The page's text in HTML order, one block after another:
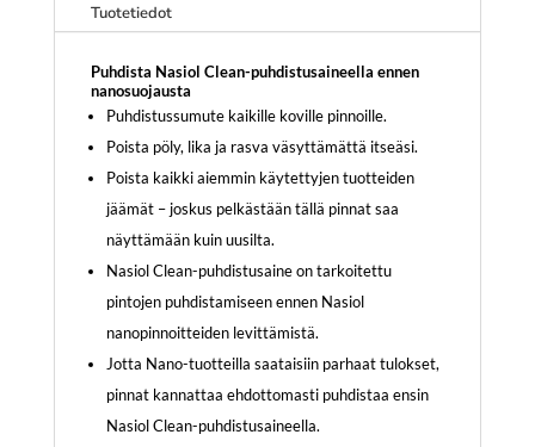
Tuotetiedot
Puhdista Nasiol Clean-puhdistusaineella ennen
nanosuojausta
Puhdistussumute kaikille koville pinnoille.
Poista pöly, lika ja rasva väsyttämättä itseäsi.
Poista kaikki aiemmin käytettyjen tuotteiden
jäämät – joskus pelkästään tällä pinnat saa
näyttämään kuin uusilta.
Nasiol Clean-puhdistusaine on tarkoitettu
pintojen puhdistamiseen ennen Nasiol
nanopinnoitteiden levittämistä.
Jotta Nano-tuotteilla saataisiin parhaat tulokset,
pinnat kannattaa ehdottomasti puhdistaa ensin
Nasiol Clean-puhdistusaineella.